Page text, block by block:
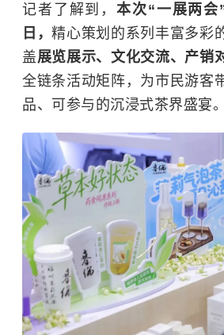
记者了解到，本次“一展两
日，精心策划的系列丰富多彩
盖展览展示、文化交流、产销
全链条活动矩阵，为市民游客
品、可参与的沉浸式茶界盛宴。